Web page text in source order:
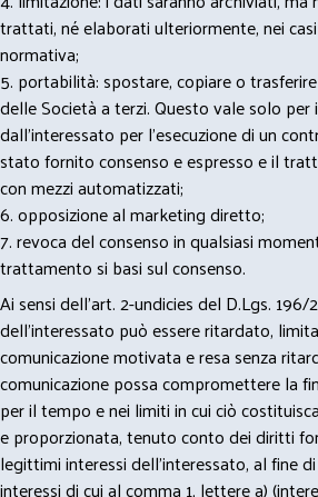
trattati, né elaborati ulteriormente, nei
normativa;
5. portabilità: spostare, copiare o
delle Società a terzi. Questo vale solo
dall’interessato per l’esecuzione di un
stato fornito consenso e espresso e il
con mezzi automatizzati;
6. opposizione al marketing diretto;
7. revoca del consenso in qualsiasi
trattamento si basi sul consenso.
Ai sensi dell’art. 2-undicies del D.Lgs.
dell’interessato può essere ritardato,
comunicazione motivata e resa senza
comunicazione possa compromettere la
per il tempo e nei limiti in cui ciò
e proporzionata, tenuto conto dei diritti
legittimi interessi dell’interessato, al fine
interessi di cui al comma 1, lettere a)